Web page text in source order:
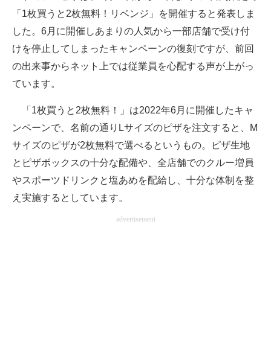
「1枚買うと2枚無料！リベンジ」を開催すると発表しま
した。6月に開催しあまりの人気から一部店舗で受け付
けを停止してしまったキャンペーンの復刻ですが、前回
の出来事からネット上では従業員を心配する声が上がっ
ています。
「1枚買うと2枚無料！」は2022年6月に開催したキャ
ンペーンで、名前の通りLサイズのピザを注文すると、M
サイズのピザが2枚無料で選べるというもの。ピザ生地
とピザボックスの十分な配備や、全店舗でのクルー増員
やスポーツドリンクと塩あめを配給し、十分な体制を整
え実施するとしています。
advertisement